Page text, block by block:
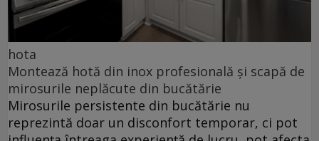
hota
Montează hotă din inox profesională și scapă de
mirosurile neplăcute din bucătărie
Mirosurile persistente din bucătărie nu
reprezintă doar un disconfort temporar, ci pot